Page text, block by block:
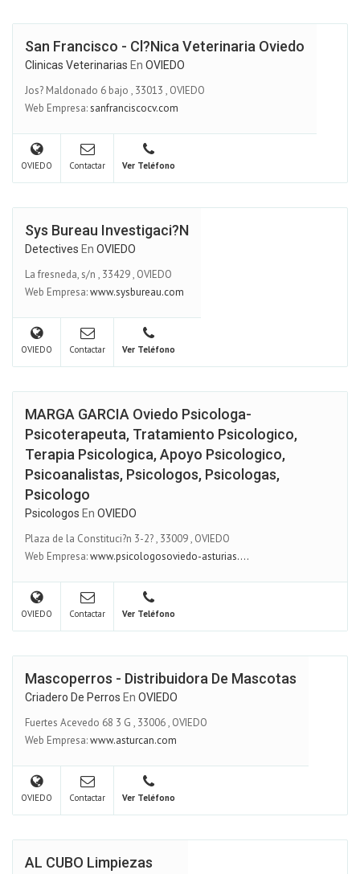
San Francisco - Cl?nica Veterinaria Oviedo
Clinicas Veterinarias En OVIEDO
Jos? Maldonado 6 bajo , 33013 , OVIEDO
Web Empresa:sanfranciscocv.com
OVIEDO Contactar Ver Teléfono
Sys Bureau Investigaci?n
Detectives En OVIEDO
La fresneda, s/n , 33429, OVIEDO
Web Empresa:www.sysbureau.com
OVIEDO Contactar Ver Teléfono
MARGA GARCIA Oviedo Psicologa-
Psicoterapeuta, Tratamiento Psicologico,
Terapia Psicologica, Apoyo Psicologico,
Psicoanalistas, Psicologos, Psicologas,
Psicologo
Psicologos En OVIEDO
Plaza de la Constituci?n 3-2?, 33009, OVIEDO
Web Empresa:www.psicologosoviedo-asturias....
OVIEDO Contactar Ver Teléfono
Mascoperros - Distribuidora De Mascotas
Criadero De Perros En OVIEDO
Fuertes Acevedo 68 3 G , 33006, OVIEDO
Web Empresa:www.asturcan.com
OVIEDO Contactar Ver Teléfono
AL CUBO Limpiezas